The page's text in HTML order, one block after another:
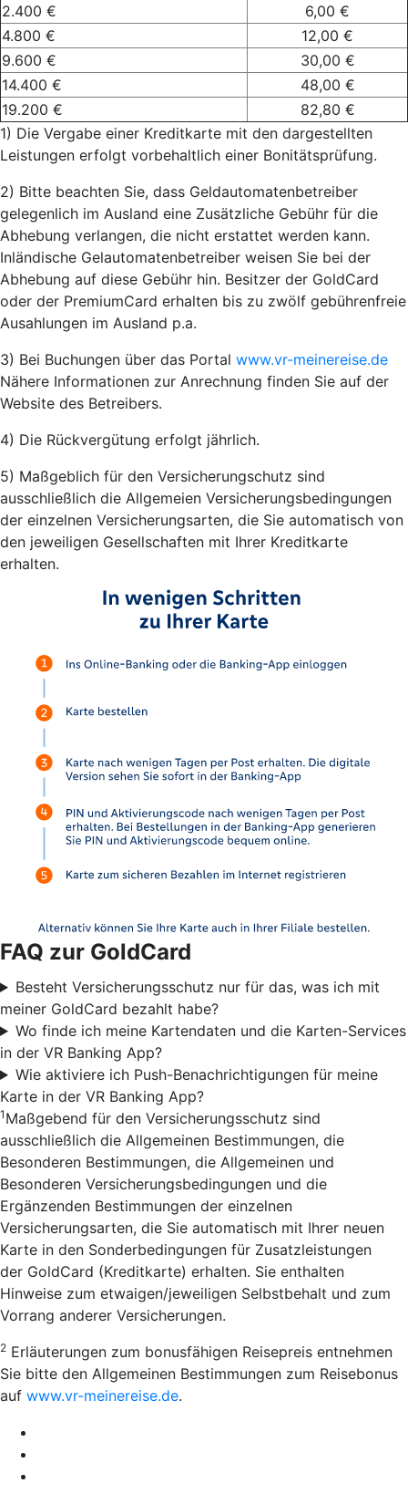
2.400 €
6,00 €
4.800 €
12,00 €
9.600 €
30,00 €
14.400 €
48,00 €
19.200 €
82,80 €
1) Die Vergabe einer Kreditkarte mit den dargestellten
Leistungen erfolgt vorbehaltlich einer Bonitätsprüfung.
2) Bitte beachten Sie, dass Geldautomatenbetreiber
gelegenlich im Ausland eine Zusätzliche Gebühr für die
Abhebung verlangen, die nicht erstattet werden kann.
Inländische Gelautomatenbetreiber weisen Sie bei der
Abhebung auf diese Gebühr hin. Besitzer der GoldCard
oder der PremiumCard erhalten bis zu zwölf gebührenfreie
Ausahlungen im Ausland p.a.
3) Bei Buchungen über das Portal www.vr-meinereise.de
Nähere Informationen zur Anrechnung finden Sie auf der
Website des Betreibers.
4) Die Rückvergütung erfolgt jährlich.
5) Maßgeblich für den Versicherungschutz sind
ausschließlich die Allgemeien Versicherungsbedingungen
der einzelnen Versicherungsarten, die Sie automatisch von
den jeweiligen Gesellschaften mit Ihrer Kreditkarte
erhalten.
FAQ zur GoldCard
Besteht Versicherungsschutz nur für das, was ich mit
meiner GoldCard bezahlt habe?
Wo finde ich meine Kartendaten und die Karten-Services
in der VR Banking App?
Wie aktiviere ich Push-Benachrichtigungen für meine
Karte in der VR Banking App?
1 Maßgebend für den Versicherungsschutz sind
ausschließlich die Allgemeinen Bestimmungen, die
Besonderen Bestimmungen, die Allgemeinen und
Besonderen Versicherungsbedingungen und die
Ergänzenden Bestimmungen der einzelnen
Versicherungsarten, die Sie automatisch mit Ihrer neuen
Karte in den Sonderbedingungen für Zusatzleistungen
der GoldCard (Kreditkarte) erhalten. Sie enthalten
Hinweise zum etwaigen/jeweiligen Selbstbehalt und zum
Vorrang anderer Versicherungen.
2 Erläuterungen zum bonusfähigen Reisepreis entnehmen
Sie bitte den Allgemeinen Bestimmungen zum Reisebonus
auf www.vr-meinereise.de.